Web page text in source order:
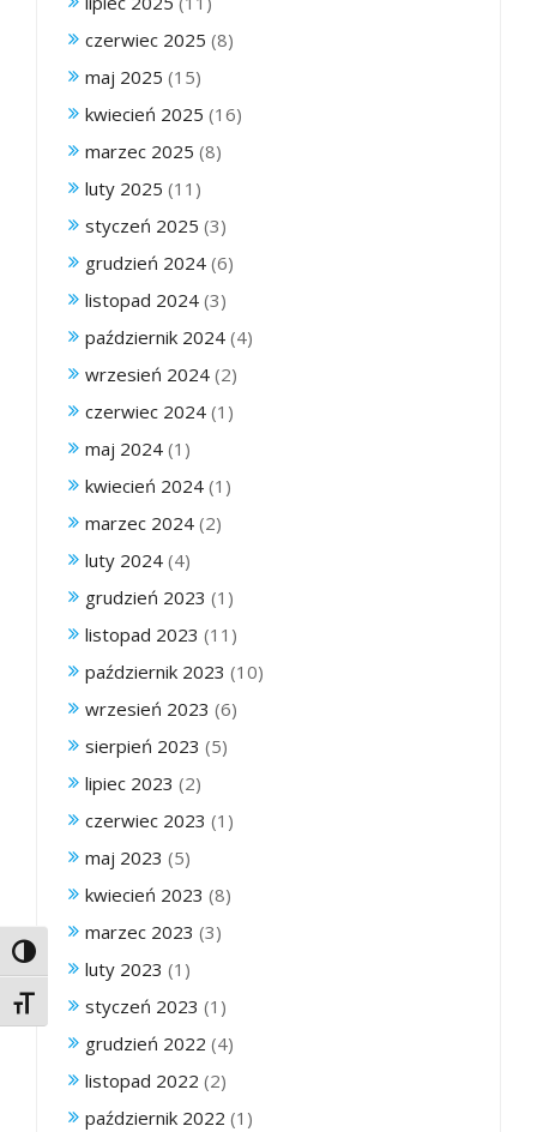
Toggle High Contrast
Toggle Font size
czerwiec 2025 (8)
maj 2025 (15)
kwiecień 2025 (16)
marzec 2025 (8)
luty 2025 (11)
styczeń 2025 (3)
grudzień 2024 (6)
listopad 2024 (3)
październik 2024 (4)
wrzesień 2024 (2)
czerwiec 2024 (1)
maj 2024 (1)
kwiecień 2024 (1)
marzec 2024 (2)
luty 2024 (4)
grudzień 2023 (1)
listopad 2023 (11)
październik 2023 (10)
wrzesień 2023 (6)
sierpień 2023 (5)
lipiec 2023 (2)
czerwiec 2023 (1)
maj 2023 (5)
kwiecień 2023 (8)
marzec 2023 (3)
luty 2023 (1)
styczeń 2023 (1)
grudzień 2022 (4)
listopad 2022 (2)
październik 2022 (1)